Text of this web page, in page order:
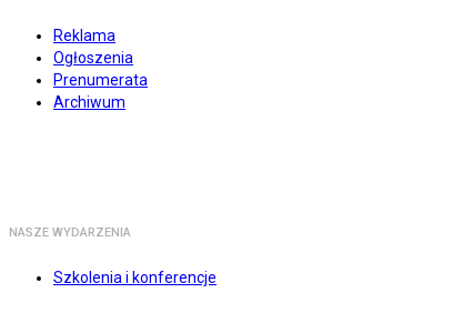
Reklama
Ogłoszenia
Prenumerata
Archiwum
NASZE WYDARZENIA
Szkolenia i konferencje